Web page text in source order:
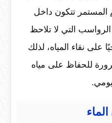
المستمر تتكون داخل
التي لا تلاحظ
على نقاء المياه، لذلك
للحفاظ على مياه